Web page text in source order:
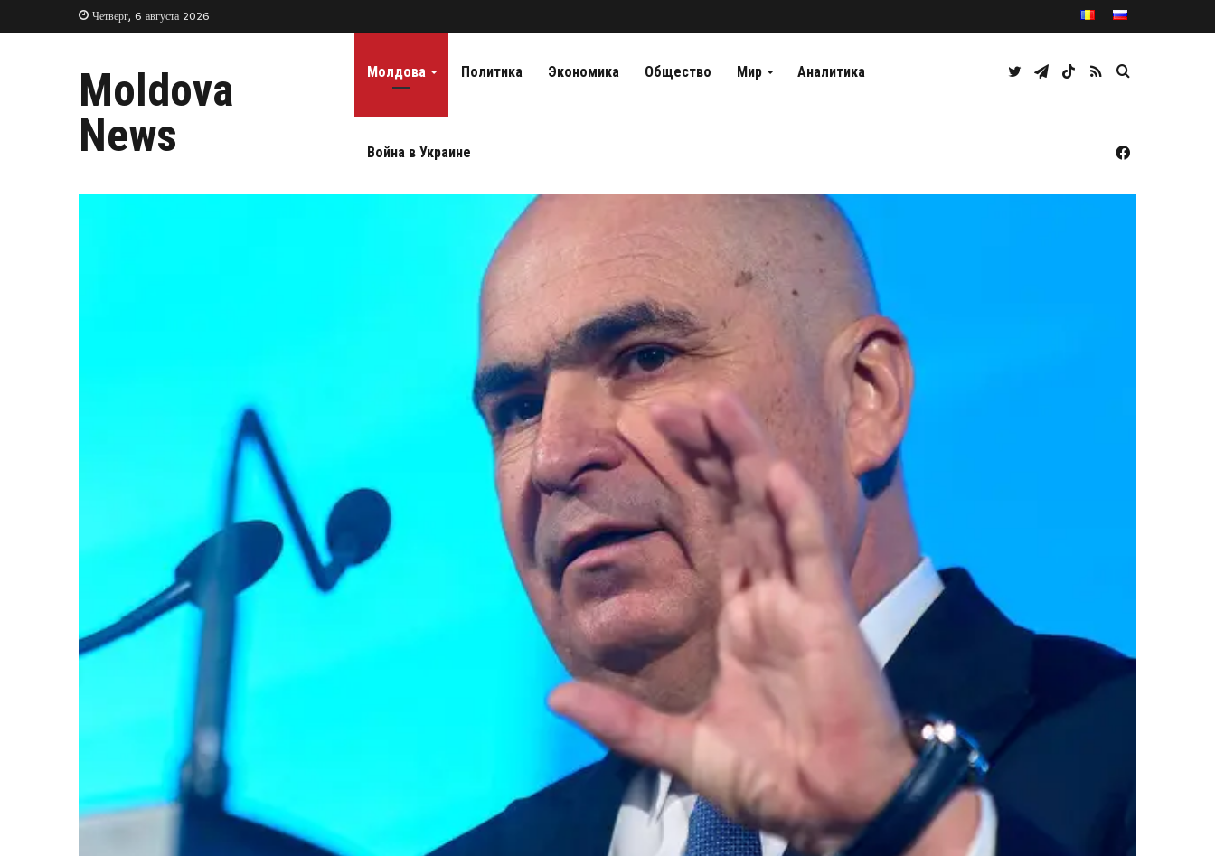
Четверг, 6 августа 2026
Moldova
News
Молдова Политика Экономика Общество Мир Аналитика
Война в Украине
Caută
RSS
TikTok
Telegram
Twitter
Facebook